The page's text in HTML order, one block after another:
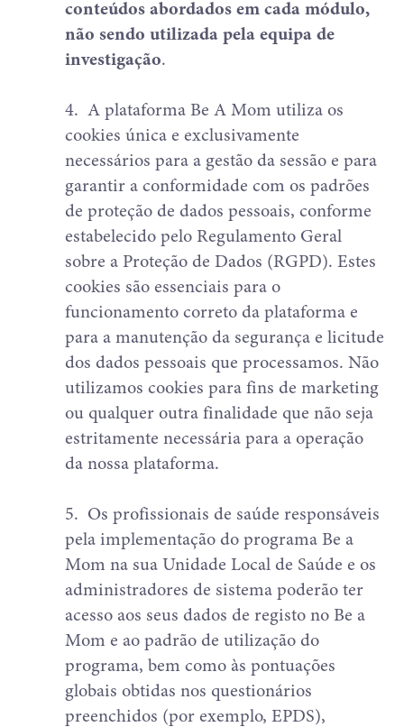
conteúdos abordados em cada módulo,
não sendo utilizada pela equipa de
investigação.
4. A plataforma Be A Mom utiliza os
cookies única e exclusivamente
necessários para a gestão da sessão e para
garantir a conformidade com os padrões
de proteção de dados pessoais, conforme
estabelecido pelo Regulamento Geral
sobre a Proteção de Dados (RGPD). Estes
cookies são essenciais para o
funcionamento correto da plataforma e
para a manutenção da segurança e licitude
dos dados pessoais que processamos. Não
utilizamos cookies para fins de marketing
ou qualquer outra finalidade que não seja
estritamente necessária para a operação
da nossa plataforma.
5. Os profissionais de saúde responsáveis
pela implementação do programa Be a
Mom na sua Unidade Local de Saúde e os
administradores de sistema poderão ter
acesso aos seus dados de registo no Be a
Mom e ao padrão de utilização do
programa, bem como às pontuações
globais obtidas nos questionários
preenchidos (por exemplo, EPDS),